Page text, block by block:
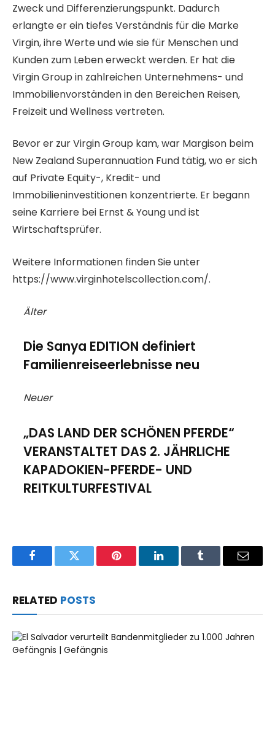
Zweck und Differenzierungspunkt. Dadurch
erlangte er ein tiefes Verständnis für die Marke
Virgin, ihre Werte und wie sie für Menschen und
Kunden zum Leben erweckt werden. Er hat die
Virgin Group in zahlreichen Unternehmens- und
Immobilienvorständen in den Bereichen Reisen,
Freizeit und Wellness vertreten.
Bevor er zur Virgin Group kam, war Margison beim
New Zealand Superannuation Fund tätig, wo er sich
auf Private Equity-, Kredit- und
Immobilieninvestitionen konzentrierte. Er begann
seine Karriere bei Ernst & Young und ist
Wirtschaftsprüfer.
Weitere Informationen finden Sie unter
https://www.virginhotelscollection.com/.
Älter
Die Sanya EDITION definiert
Familienreiseerlebnisse neu
Neuer
„DAS LAND DER SCHÖNEN PFERDE“
VERANSTALTET DAS 2. JÄHRLICHE
KAPADOKIEN-PFERDE- UND
REITKULTURFESTIVAL
FacebookTwitter Pinterest LinkedInTumblr Email
RELATED POSTS